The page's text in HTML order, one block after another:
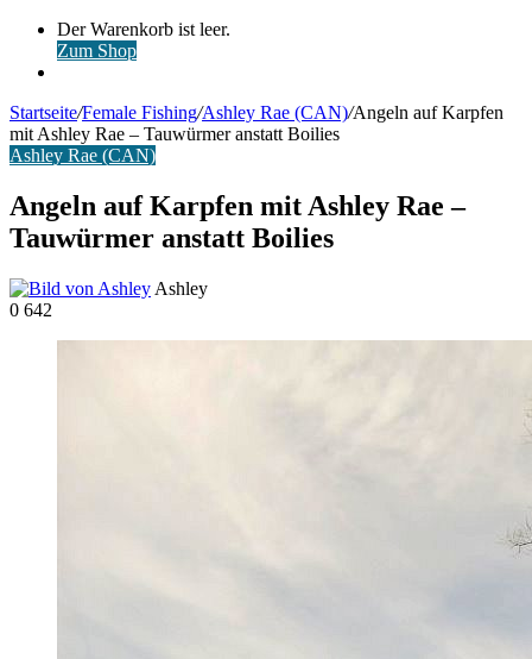
Warenkorb
ansehen
Der Warenkorb ist leer.
Zum Shop
Startseite/Female Fishing/Ashley Rae (CAN)/Angeln auf Karpfen
mit Ashley Rae – Tauwürmer anstatt Boilies
Ashley Rae (CAN)
Angeln auf Karpfen mit Ashley Rae –
Tauwürmer anstatt Boilies
Ashley
0 642